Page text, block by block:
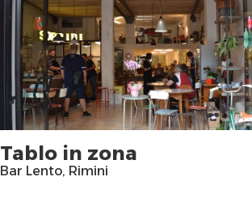
Tablo in zona
Bar Lento, Rimini